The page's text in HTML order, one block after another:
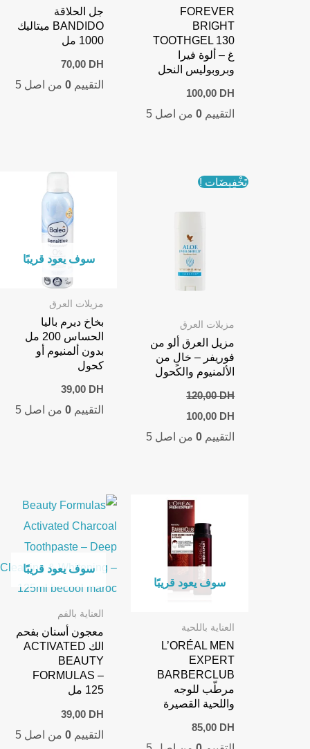
FOREVER
BRIGHT
TOOTHGEL 130
غ – ألوة فيرا
وبروبوليس النحل
100,00 DH
التقييم 0من اصل 5
جل الحلاقة
BANDIDO ميتاليك
1000 مل
70,00 DH
التقييم0 من اصل 5
تَخْفِيضَات !
مزيلات العرق
مزيل العرق ألو من
فوريفر – خالٍ من
الألمنيوم والكحول
120,00DH
Original
was:
100,00 DH
Current
is:
التقييم 0من اصل 5
سوف يعود قريبًا
مزيلات العرق
بخاخ ديرم باليا
الحساس 200 مل
بدون ألمنيوم أو
كحول
39,00 DH
التقييم0 من اصل 5
سوف يعود قريبًا
العناية باللحية
L’ORÉAL MEN
EXPERT
BARBERCLUB
مرطّب للوجه
واللحية القصيرة
85,00 DH
سوف يعود قريبًا
العناية بالفم
معجون أسنان بفحم
الك ACTIVATED
BEAUTY
FORMULAS –
125 مل
39,00 DH
التقييم0 من اصل 5